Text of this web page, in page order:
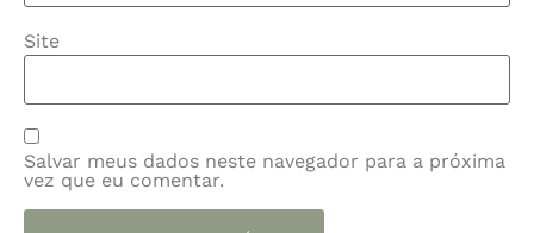
Site
Salvar meus dados neste navegador para a próxima
vez que eu comentar.